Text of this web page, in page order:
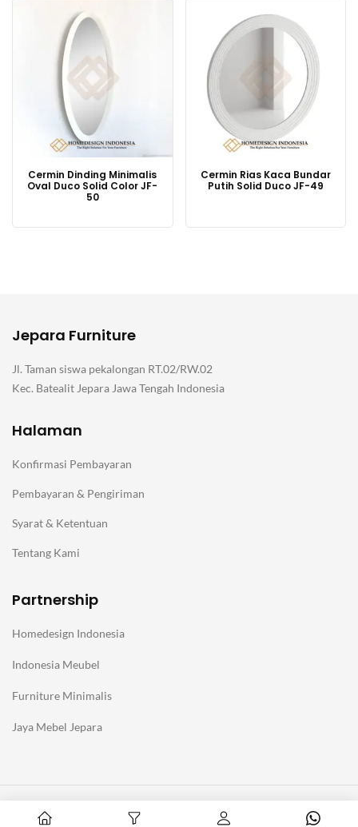
Cermin Dinding Minimalis
Oval Duco Solid Color JF-
50
Cermin Rias Kaca Bundar
Putih Solid Duco JF-49
Jepara Furniture
Jl. Taman siswa pekalongan RT.02/RW.02
Kec. Batealit Jepara Jawa Tengah Indonesia
Halaman
Konfirmasi Pembayaran
Pembayaran & Pengiriman
Syarat & Ketentuan
Tentang Kami
Partnership
Homedesign Indonesia
Indonesia Meubel
Furniture Minimalis
Jaya Mebel Jepara